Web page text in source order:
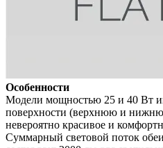
Особенности
Модели мощностью 25 и 40 Вт
поверхности (верхнюю и
невероятно красивое и
Суммарный световой поток